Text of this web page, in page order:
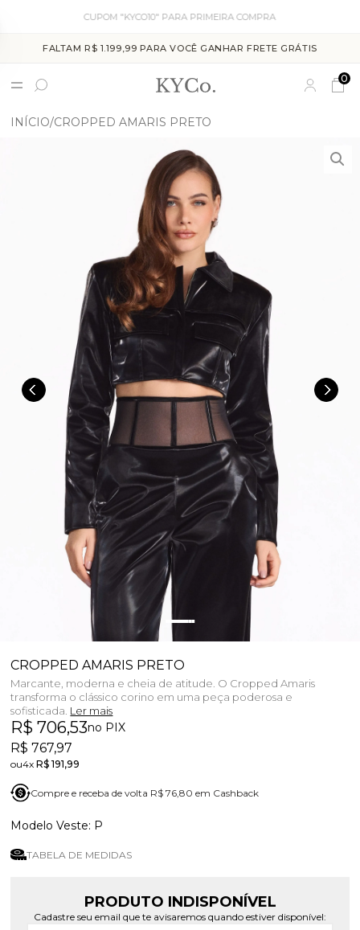
CUPOM "KYCO10" PARA PRIMEIRA COMPRA
FALTAM R$ 1.199,99 PARA VOCÊ GANHAR FRETE GRÁTIS
0
INÍCIO CROPPED AMARIS PRETO
CROPPED AMARIS PRETO
Marcante, moderna e cheia de atitude. O Cropped Amaris
transforma o clássico corino em uma peça poderosa e
sofisticada. Ler mais
R$ 706,53no PIX
R$ 767,97
4xR$ 191,99
Compre e receba de volta R$ 76,80 em Cashback
P
TABELA DE MEDIDAS
PRODUTO INDISPONÍVEL
Cadastre seu email que te avisaremos quando estiver disponível: